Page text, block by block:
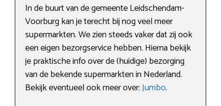
In de buurt van de gemeente Leidschendam-
Voorburg kan je terecht bij nog veel meer
supermarkten. We zien steeds vaker dat zij ook
een eigen bezorgservice hebben. Hierna bekijk
je praktische info over de (huidige) bezorging
van de bekende supermarkten in Nederland.
Bekijk eventueel ook meer over:Jumbo.